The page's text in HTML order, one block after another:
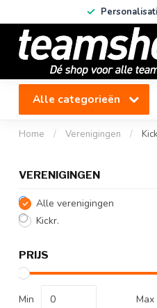
Alle categorieën
Home / Verenigingen /
VERENIGINGEN
Alle verenigingen
Kickr.
PRIJS
Min Max